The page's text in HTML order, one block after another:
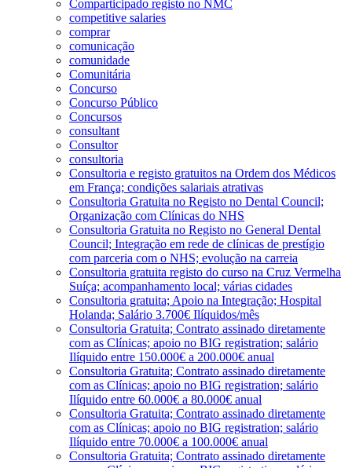
Comparticipado registo no NMC
competitive salaries
comprar
comunicação
comunidade
Comunitária
Concurso
Concurso Público
Concursos
consultant
Consultor
consultoria
Consultoria e registo gratuitos na Ordem dos Médicos
em França; condições salariais atrativas
Consultoria Gratuita no Registo no Dental Council;
Organização com Clínicas do NHS
Consultoria Gratuita no Registo no General Dental
Council; Integração em rede de clínicas de prestígio
com parceria com o NHS; evolução na carreia
Consultoria gratuita registo do curso na Cruz Vermelha
Suíça; acompanhamento local; várias cidades
Consultoria gratuita; Apoio na Integração; Hospital
Holanda; Salário 3.700€ Ilíquidos/mês
Consultoria Gratuita; Contrato assinado diretamente
com as Clínicas; apoio no BIG registration; salário
Ilíquido entre 150.000€ a 200.000€ anual
Consultoria Gratuita; Contrato assinado diretamente
com as Clínicas; apoio no BIG registration; salário
Ilíquido entre 60.000€ a 80.000€ anual
Consultoria Gratuita; Contrato assinado diretamente
com as Clínicas; apoio no BIG registration; salário
Ilíquido entre 70.000€ a 100.000€ anual
Consultoria Gratuita; Contrato assinado diretamente